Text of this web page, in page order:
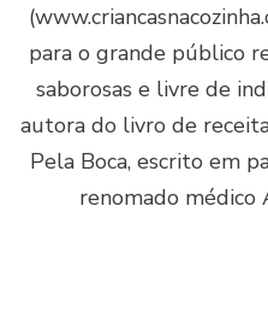
para o grande público
saborosas e livre de
autora do livro de
Pela Boca, escrito em
renomado médico